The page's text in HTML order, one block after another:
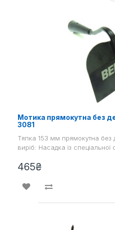
Мотика прямокутна без
3081
Тяпка 153 мм прямокутна
виріб: Насадка із спеціальної
465₴